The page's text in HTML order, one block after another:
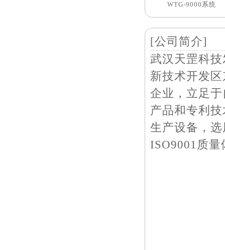
WTG-9000系统
[公司简介]
武汉天罡科
新技术开发
企业，立足
产品和专利
生产设备，
ISO9001质